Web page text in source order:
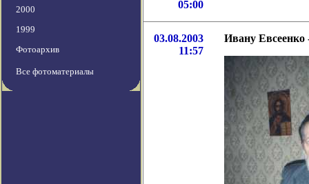
2000
1999
Фотоархив
Все фотоматериалы
05:00
03.08.2003
11:57
Ивану Евсеенко